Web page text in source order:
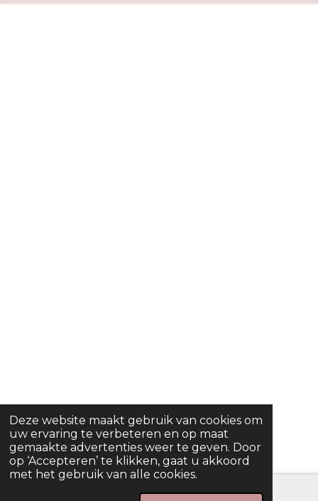
Deze website maakt gebruik van cookies om
uw ervaring te verbeteren en op maat
gemaakte advertenties weer te geven. Door
op ‘Accepteren’ te klikken, gaat u akkoord
met het gebruik van alle cookies.